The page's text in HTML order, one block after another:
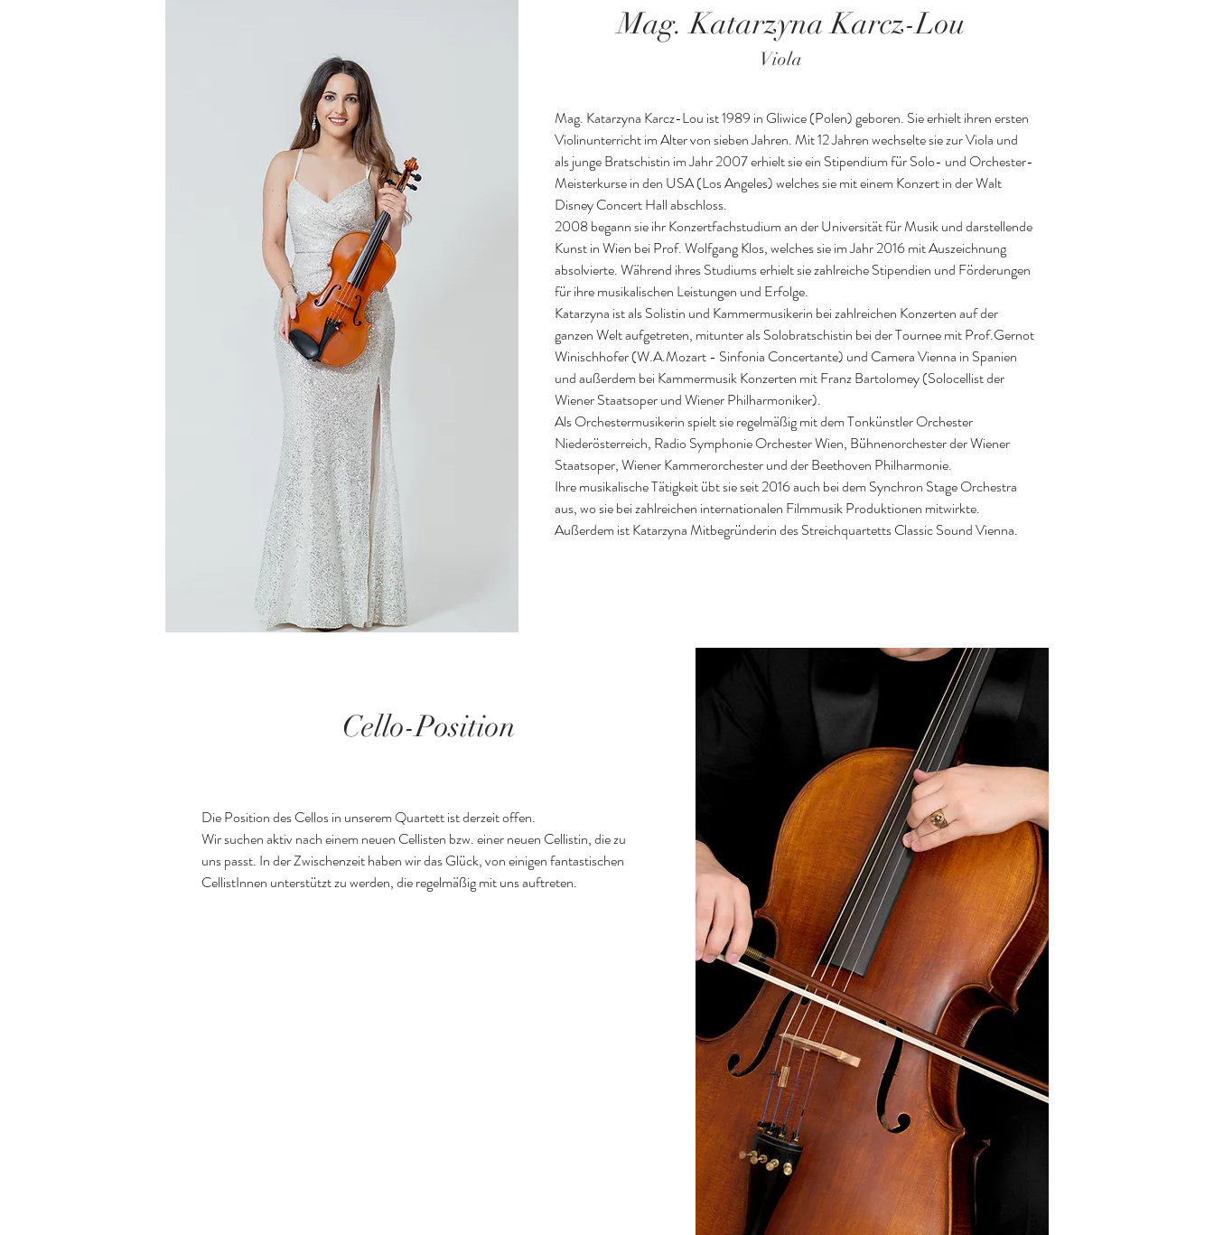
Mag. KatarzynaKarcz-Lou
Viola
Mag. Katarzyna Karcz-Lou ist 1989 in Gliwice (Polen) geboren. Sie erhielt ihren ersten
Violinunterricht im Alter von sieben Jahren. Mit 12 Jahren wechselte sie zur Viola und
als junge Bratschistin im Jahr 2007 erhielt sie ein Stipendium für Solo- und Orchester-
Meisterkurse in den USA (Los Angeles) welches sie mit einem Konzert in der Walt
Disney Concert Hall abschloss.
2008 begann sie ihr Konzertfachstudium an der Universität für Musik und darstellende
Kunst in Wien bei Prof. Wolfgang Klos, welches sie im Jahr 2016 mit Auszeichnung
absolvierte. Während ihres Studiums erhielt sie zahlreiche Stipendien und Förderungen
für ihre musikalischen Leistungen und Erfolge.
Katarzyna ist als Solistin und Kammermusikerin bei zahlreichen Konzerten auf der
ganzen Welt aufgetreten, mitunter als Solobratschistin bei der Tournee mit Prof.Gernot
Winischhofer (W.A.Mozart - Sinfonia Concertante) und Camera Vienna in Spanien
und außerdem bei Kammermusik Konzerten mit Franz Bartolomey (Solocellist der
Wiener Staatsoper und Wiener Philharmoniker).
Als Orchestermusikerin spielt sie regelmäßig mit dem Tonkünstler Orchester
Niederösterreich, Radio Symphonie Orchester Wien, Bühnenorchester der Wiener
Staatsoper, Wiener Kammerorchester und der Beethoven Philharmonie.
Ihre musikalische Tätigkeit übt sie seit 2016 auch bei dem Synchron Stage Orchestra
aus, wo sie bei zahlreichen internationalen Filmmusik Produktionen mitwirkte.
Außerdem ist Katarzyna Mitbegründerin des Streichquartetts Classic Sound Vienna.
Cello-Position
Die Position des Cellos in unserem Quartett ist derzeit offen.
Wir suchen aktiv nach einem neuen Cellisten bzw. einer neuen Cellistin, die zu
uns passt. In der Zwischenzeit haben wir das Glück, von einigen fantastischen
CellistInnen unterstützt zu werden, die regelmäßig mit uns auftreten.